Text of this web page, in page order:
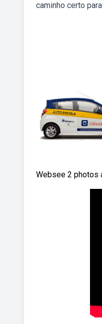
caminho certo
Websee 2 photos